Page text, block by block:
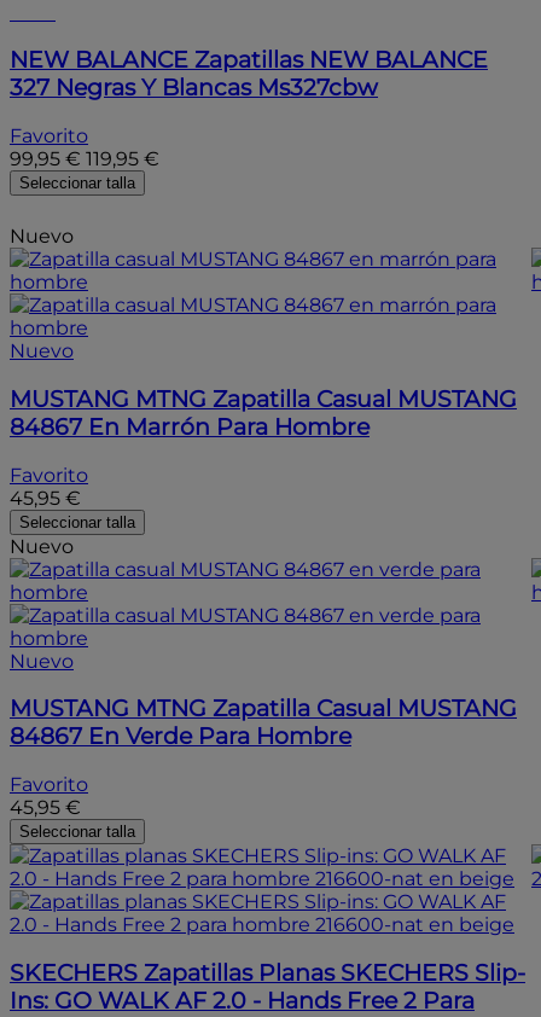
NEW BALANCE Zapatillas NEW BALANCE
327 Negras Y Blancas Ms327cbw
Favorito
99,95 € 119,95 €
Seleccionar talla
Nuevo
Nuevo
MUSTANG MTNG Zapatilla Casual MUSTANG
84867 En Marrón Para Hombre
Favorito
45,95 €
Seleccionar talla
Nuevo
Nuevo
MUSTANG MTNG Zapatilla Casual MUSTANG
84867 En Verde Para Hombre
Favorito
45,95 €
Seleccionar talla
SKECHERS Zapatillas Planas SKECHERS Slip-
Ins: GO WALK AF 2.0 - Hands Free 2 Para